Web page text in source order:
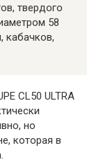
твердого
58
кабачков,
CL50 ULTRA
но
которая в